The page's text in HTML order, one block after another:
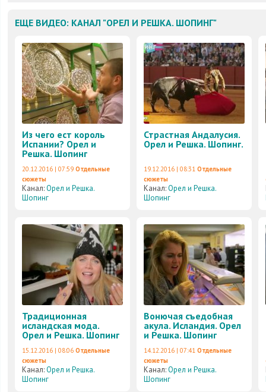
ЕЩЕ ВИДЕО: КАНАЛ "ОРЕЛ И РЕШКА. ШОПИНГ"
Из чего ест король
Испании? Орел и
Решка. Шопинг
20.12.2016 | 07:59 Отдельные
сюжеты
Канал:Орел и Решка.
Шопинг
Страстная Андалусия.
Орел и Решка. Шопинг.
19.12.2016 | 08:31 Отдельные
сюжеты
Канал:Орел и Решка.
Шопинг
Традиционная
исландская мода.
Орел и Решка. Шопинг
15.12.2016 | 08:06 Отдельные
сюжеты
Канал:Орел и Решка.
Шопинг
Вонючая съедобная
акула. Исландия. Орел
и Решка. Шопинг
14.12.2016 | 07:41 Отдельные
сюжеты
Канал:Орел и Решка.
Шопинг